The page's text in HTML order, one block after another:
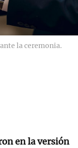
la ceremonia.
en la versión